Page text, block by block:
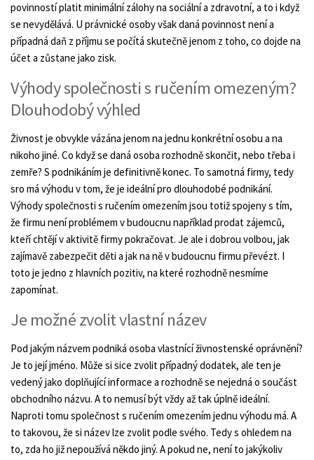
povinností platit minimální zálohy na sociální a zdravotní, a to i když
se nevydělává. U právnické osoby však daná povinnost není a
případná daň z příjmu se počítá skutečně jenom z toho, co dojde na
účet a zůstane jako zisk.
Výhody společnosti s ručením omezeným?
Dlouhodobý výhled
Živnost je obvykle vázána jenom na jednu konkrétní osobu a na
nikoho jiné. Co když se daná osoba rozhodně skončit, nebo třeba i
zemře? S podnikáním je definitivně konec. To samotná firmy, tedy
sro má výhodu v tom, že je ideální pro dlouhodobé podnikání.
Výhody společnosti s ručením omezením jsou totiž spojeny s tím,
že firmu není problémem v budoucnu například prodat zájemců,
kteří chtějí v aktivitě firmy pokračovat. Je ale i dobrou volbou, jak
zajímavě zabezpečit děti a jak na ně v budoucnu firmu převézt. I
toto je jedno z hlavních pozitiv, na které rozhodně nesmíme
zapomínat.
Je možné zvolit vlastní název
Pod jakým názvem podniká osoba vlastnící živnostenské oprávnění?
Je to její jméno. Může si sice zvolit případný dodatek, ale ten je
vedený jako doplňující informace a rozhodně se nejedná o součást
obchodního názvu. A to nemusí být vždy až tak úplně ideální.
Naproti tomu společnost s ručením omezením jednu výhodu má. A
to takovou, že si název lze zvolit podle svého. Tedy s ohledem na
to, zda ho již nepoužívá někdo jiný. A pokud ne, není to jakýkoliv